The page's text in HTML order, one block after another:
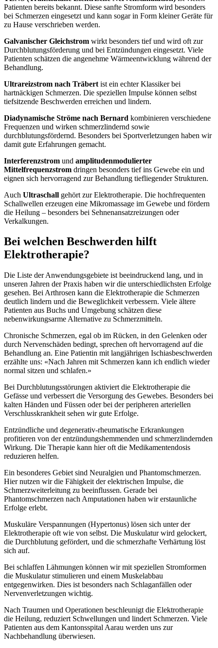
Patienten bereits bekannt. Diese sanfte Stromform wird besonders
bei Schmerzen eingesetzt und kann sogar in Form kleiner Geräte für
zu Hause verschrieben werden.
Galvanischer Gleichstrom wirkt besonders tief und wird oft zur
Durchblutungsförderung und bei Entzündungen eingesetzt. Viele
Patienten schätzen die angenehme Wärmeentwicklung während der
Behandlung.
Ultrareizstrom nach Träbert ist ein echter Klassiker bei
hartnäckigen Schmerzen. Die speziellen Impulse können selbst
tiefsitzende Beschwerden erreichen und lindern.
Diadynamische Ströme nach Bernard kombinieren verschiedene
Frequenzen und wirken schmerzlindernd sowie
durchblutungsfördernd. Besonders bei Sportverletzungen haben wir
damit gute Erfahrungen gemacht.
Interferenzstrom und amplitudenmodulierter
Mittelfrequenzstrom dringen besonders tief ins Gewebe ein und
eignen sich hervorragend zur Behandlung tiefliegender Strukturen.
Auch Ultraschall gehört zur Elektrotherapie. Die hochfrequenten
Schallwellen erzeugen eine Mikromassage im Gewebe und fördern
die Heilung – besonders bei Sehnenansatzreizungen oder
Verkalkungen.
Bei welchen Beschwerden hilft
Elektrotherapie?
Die Liste der Anwendungsgebiete ist beeindruckend lang, und in
unseren Jahren der Praxis haben wir die unterschiedlichsten Erfolge
gesehen. Bei Arthrosen kann die Elektrotherapie die Schmerzen
deutlich lindern und die Beweglichkeit verbessern. Viele ältere
Patienten aus Buchs und Umgebung schätzen diese
nebenwirkungsarme Alternative zu Schmerzmitteln.
Chronische Schmerzen, egal ob im Rücken, in den Gelenken oder
durch Nervenschäden bedingt, sprechen oft hervorragend auf die
Behandlung an. Eine Patientin mit langjährigen Ischiasbeschwerden
erzählte uns: «Nach Jahren mit Schmerzen kann ich endlich wieder
normal sitzen und schlafen.»
Bei Durchblutungsstörungen aktiviert die Elektrotherapie die
Gefässe und verbessert die Versorgung des Gewebes. Besonders bei
kalten Händen und Füssen oder bei der peripheren arteriellen
Verschlusskrankheit sehen wir gute Erfolge.
Entzündliche und degenerativ-rheumatische Erkrankungen
profitieren von der entzündungshemmenden und schmerzlindernden
Wirkung. Die Therapie kann hier oft die Medikamentendosis
reduzieren helfen.
Ein besonderes Gebiet sind Neuralgien und Phantomschmerzen.
Hier nutzen wir die Fähigkeit der elektrischen Impulse, die
Schmerzweiterleitung zu beeinflussen. Gerade bei
Phantomschmerzen nach Amputationen haben wir erstaunliche
Erfolge erlebt.
Muskuläre Verspannungen (Hypertonus) lösen sich unter der
Elektrotherapie oft wie von selbst. Die Muskulatur wird gelockert,
die Durchblutung gefördert, und die schmerzhafte Verhärtung löst
sich auf.
Bei schlaffen Lähmungen können wir mit speziellen Stromformen
die Muskulatur stimulieren und einem Muskelabbau
entgegenwirken. Dies ist besonders nach Schlaganfällen oder
Nervenverletzungen wichtig.
Nach Traumen und Operationen beschleunigt die Elektrotherapie
die Heilung, reduziert Schwellungen und lindert Schmerzen. Viele
Patienten aus dem Kantonsspital Aarau werden uns zur
Nachbehandlung überwiesen.